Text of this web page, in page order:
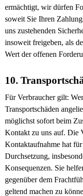
ermächtigt, wir dürfen
soweit Sie Ihren
uns zustehenden
insoweit freigeben, als
Wert der offenen
10.
Für Verbraucher gilt:
Transportschäden
möglichst sofort beim
Kontakt zu uns auf. Die
Kontaktaufnahme hat
Durchsetzung,
Konsequenzen. Sie
gegenüber dem
geltend machen zu